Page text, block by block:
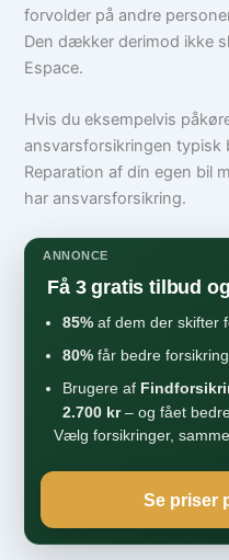
forvolder på andre
Den dækker derimod ikke
Espace.
Hvis du eksempelvis
ansvarsforsikringen typisk
Reparation af din egen bil
har ansvarsforsikring.
ANNONCE
Få 3 gratis tilbud
85% af dem der skifter
80% får bedre
Brugere af
2.700 kr– og fået
Vælg forsikringer,
Se priser